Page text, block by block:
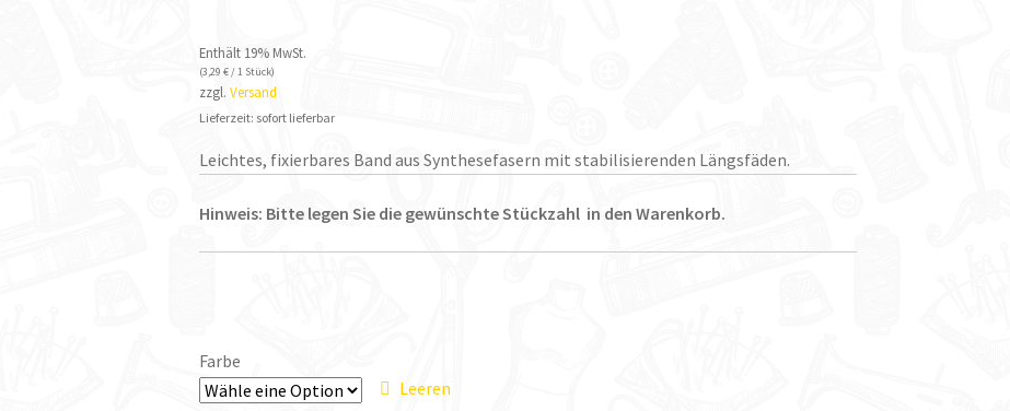
Enthält 19% MwSt.
(3,29 €/ 1 Stück)
zzgl. Versand
Lieferzeit: sofort lieferbar
Leichtes, fixierbares Band aus Synthesefasern mit stabilisierenden Längsfäden.
Hinweis: Bitte legen Sie die gewünschte Stückzahl in den Warenkorb.
Farbe
Leeren